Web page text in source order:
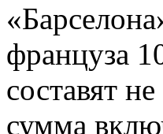
француза
составят
сумма